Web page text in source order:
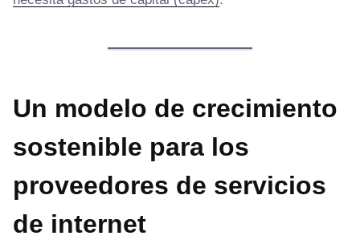
Un modelo de crecimiento
sostenible para los
proveedores de servicios
de internet